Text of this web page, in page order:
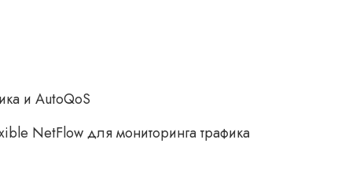
и AutoQoS
NetFlow для мониторинга трафика